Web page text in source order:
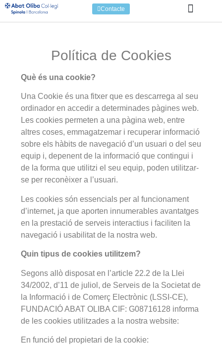
Contacte
Política de Cookies
Què és una cookie?
Una Cookie és una fitxer que es descarrega al seu
ordinador en accedir a determinades pàgines web.
Les cookies permeten a una pàgina web, entre
altres coses, emmagatzemar i recuperar informació
sobre els hàbits de navegació d’un usuari o del seu
equip i, depenent de la informació que contingui i
de la forma que utilitzi el seu equip, poden utilitzar-
se per reconèixer a l’usuari.
Les cookies són essencials per al funcionament
d’internet, ja que aporten innumerables avantatges
en la prestació de serveis interactius i faciliten la
navegació i usabilitat de la nostra web.
Quin tipus de cookies utilitzem?
Segons allò disposat en l’article 22.2 de la Llei
34/2002, d’11 de juliol, de Serveis de la Societat de
la Informació i de Comerç Electrònic (LSSI-CE),
FUNDACIÓ ABAT OLIBA CIF: G08716128 informa
de les cookies utilitzades a la nostra website:
En funció del propietari de la cookie: